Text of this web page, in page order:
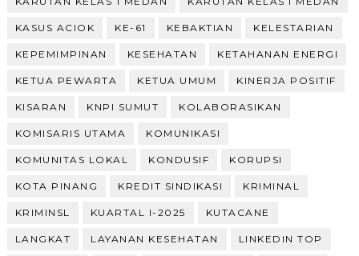
KASUS ACIOK KE-61 KEBAKTIAN KELESTARIAN
KEPEMIMPINAN KESEHATAN KETAHANAN ENERGI
KETUA PEWARTA KETUA UMUM KINERJA POSITIF
KISARAN KNPI SUMUT KOLABORASIKAN
KOMISARIS UTAMA KOMUNIKASI
KOMUNITAS LOKAL KONDUSIF KORUPSI
KOTA PINANG KREDIT SINDIKASI KRIMINAL
KRIMINSL KUARTAL I-2025 KUTACANE
LANGKAT LAYANAN KESEHATAN LINKEDIN TOP